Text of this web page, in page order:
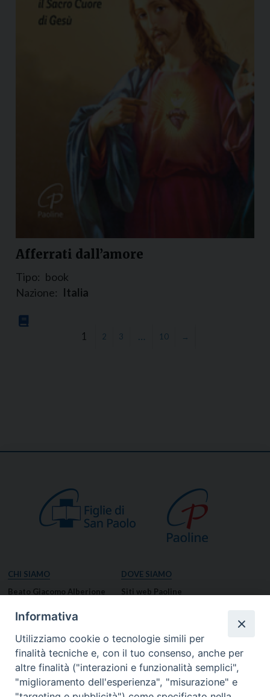
Afferrati dall’amore
Tipo: book
Nazione: Italia
1 2 3 … 10 →
CHI SIAMO
Beato Giacomo Alberione
Missione Paolina
Luoghi delle Origini
Governo Generale
DOVE SIAMO
Siti web Paoline
Notizie dal governo generale
Notizie in breve
RISORSE
Informativa
Utilizziamo cookie o tecnologie simili per
finalità tecniche e, con il tuo consenso, anche per
altre finalità ("interazioni e funzionalità semplici",
"miglioramento dell'esperienza", "misurazione" e